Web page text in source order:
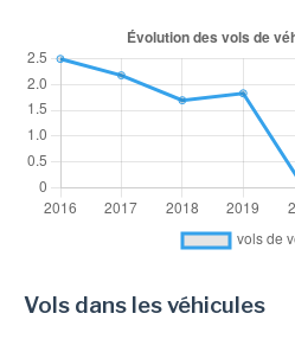
Vols dans les véhicules